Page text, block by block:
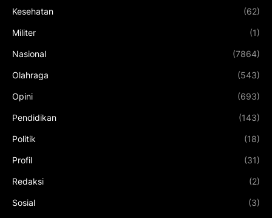
Kesehatan (62)
Militer (1)
Nasional (7864)
Olahraga (543)
Opini (693)
Pendidikan (143)
Politik (18)
Profil (31)
Redaksi (2)
Sosial (3)